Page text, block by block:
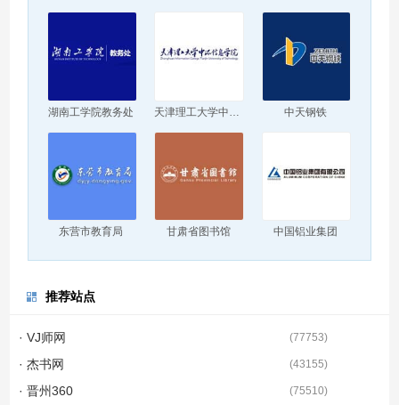
湖南工学院教务处 中天钢铁
东营市教育局 甘肃省图书馆 中国铝业集团
推荐站点
· VJ师网 (77753)
· 杰书网 (43155)
· 晋州360 (75510)